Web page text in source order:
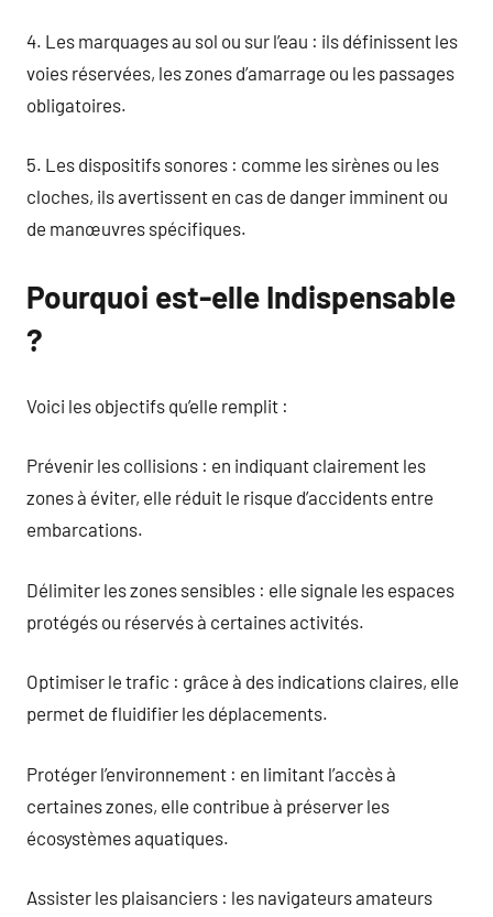
4. Les marquages au sol ou sur l’eau : ils définissent les
voies réservées, les zones d’amarrage ou les passages
obligatoires.
5. Les dispositifs sonores : comme les sirènes ou les
cloches, ils avertissent en cas de danger imminent ou
de manœuvres spécifiques.
Pourquoi est-elle Indispensable
?
Voici les objectifs qu’elle remplit :
Prévenir les collisions : en indiquant clairement les
zones à éviter, elle réduit le risque d’accidents entre
embarcations.
Délimiter les zones sensibles : elle signale les espaces
protégés ou réservés à certaines activités.
Optimiser le trafic : grâce à des indications claires, elle
permet de fluidifier les déplacements.
Protéger l’environnement : en limitant l’accès à
certaines zones, elle contribue à préserver les
écosystèmes aquatiques.
Assister les plaisanciers : les navigateurs amateurs